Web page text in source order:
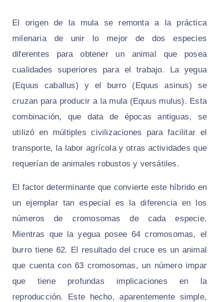
El origen de la mula se remonta a la práctica
milenaria de unir lo mejor de dos especies
diferentes para obtener un animal que posea
cualidades superiores para el trabajo. La yegua
(Equus caballus) y el burro (Equus asinus) se
cruzan para producir a la mula (Equus mulus). Esta
combinación, que data de épocas antiguas, se
utilizó en múltiples civilizaciones para facilitar el
transporte, la labor agrícola y otras actividades que
requerían de animales robustos y versátiles.
El factor determinante que convierte este híbrido en
un ejemplar tan especial es la diferencia en los
números de cromosomas de cada especie.
Mientras que la yegua posee 64 cromosomas, el
burro tiene 62. El resultado del cruce es un animal
que cuenta con 63 cromosomas, un número impar
que tiene profundas implicaciones en la
reproducción. Este hecho, aparentemente simple,